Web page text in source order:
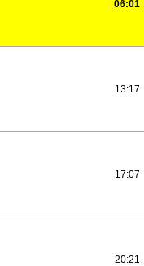
06:01
13:17
17:07
20:21